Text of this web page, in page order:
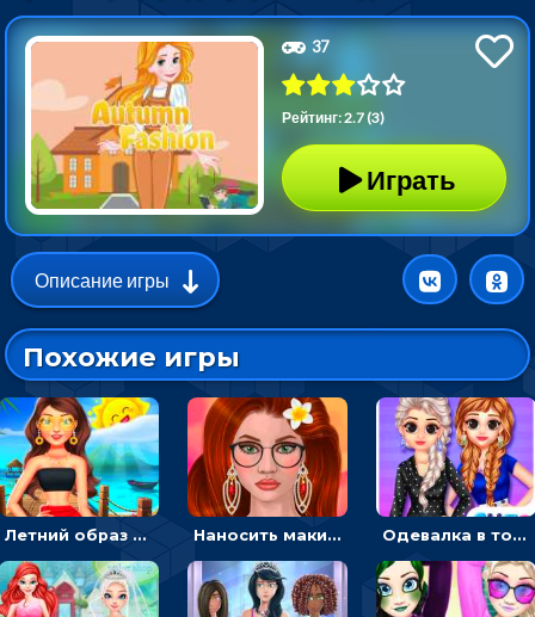
37
Рейтинг: 2.7 (3)
Играть
Описание игры
Похожие игры
Летний образ для подруг: переодевать девочек для прогулки Наносить макияж и делать прическу для корейской принцессы Одевалка в точку и полоску: создавать образы для принцесс и фотографировать